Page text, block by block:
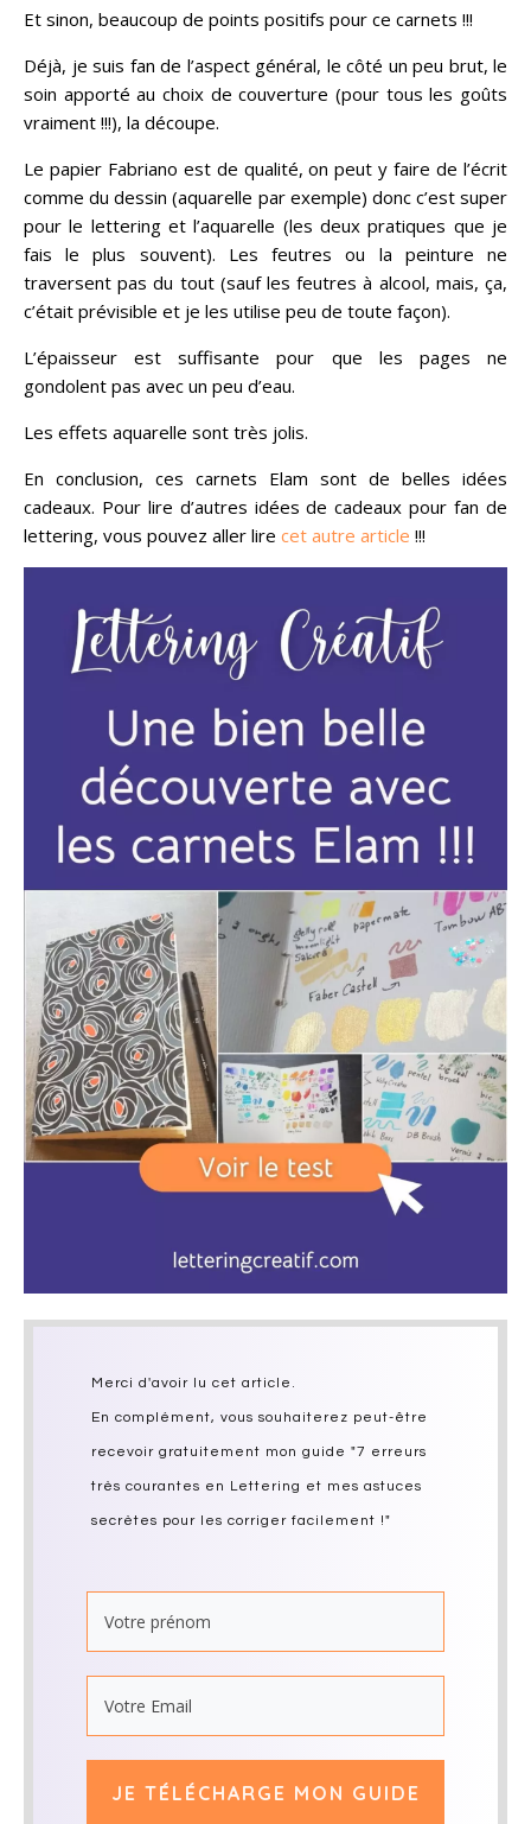
Et sinon, beaucoup de points positifs pour ce carnets !!!
Déjà, je suis fan de l’aspect général, le côté un peu brut, le
soin apporté au choix de couverture (pour tous les goûts
vraiment !!!), la découpe.
Le papier Fabriano est de qualité, on peut y faire de l’écrit
comme du dessin (aquarelle par exemple) donc c’est super
pour le lettering et l’aquarelle (les deux pratiques que je
fais le plus souvent). Les feutres ou la peinture ne
traversent pas du tout (sauf les feutres à alcool, mais, ça,
c’était prévisible et je les utilise peu de toute façon).
L’épaisseur est suffisante pour que les pages ne
gondolent pas avec un peu d’eau.
Les effets aquarelle sont très jolis.
En conclusion, ces carnets Elam sont de belles idées
cadeaux. Pour lire d’autres idées de cadeaux pour fan de
lettering, vous pouvez aller lire cet autre article !!!
Merci d'avoir lu cet article.
En complément, vous souhaiterez peut-être
recevoir gratuitement mon guide "7 erreurs
très courantes en Lettering et mes astuces
secrètes pour les corriger facilement !"
JE TÉLÉCHARGE MON GUIDE